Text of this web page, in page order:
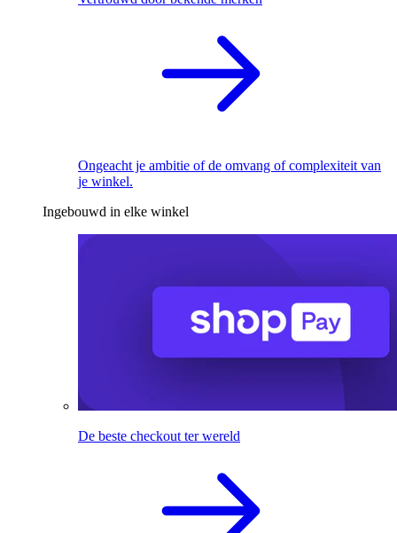
Ongeacht je ambitie of de omvang of complexiteit van
je winkel.
Ingebouwd in elke winkel
De beste checkout ter wereld